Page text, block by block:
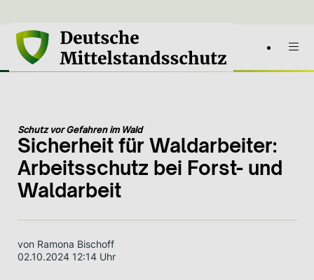
Schutz vor Gefahren im Wald
Sicherheit für Waldarbeiter:
Arbeitsschutz bei Forst- und
Waldarbeit
von Ramona Bischoff
02.10.2024 12:14 Uhr